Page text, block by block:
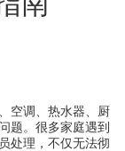
空调、热水器、厨
题。很多家庭遇到
处理，不仅无法彻